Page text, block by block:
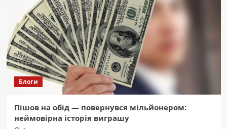
Блоги
Пішов на обід — повернувся мільйонером:
неймовірна історія виграшу